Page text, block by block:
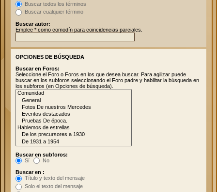
Buscar todos los términos
Buscar cualquier término
Buscar autor:
Emplee * como comodín para coincidencias parciales.
OPCIONES DE BÚSQUEDA
Buscar en Foros:
Seleccione el Foro o Foros en los que desea buscar. Para agilizar puede
buscar en los subforos seleccionando el Foro padre y habilitar la búsqueda en
los subforos (en Opciones de búsqueda).
Buscar en subforos:
Sí
No
Buscar en :
Título y texto del mensaje
Solo el texto del mensaje